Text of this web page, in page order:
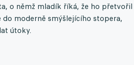
o němž mladík říká, že ho přetvořil
moderně smýšlejícího stopera,
útoky.